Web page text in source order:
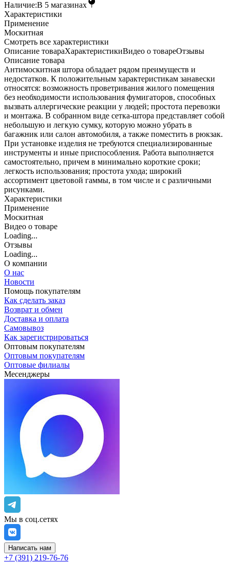
Наличие:В 5 магазинах
Характеристики
Применение
Москитная
Cмотреть все характеристики
Описание товараХарактеристикиВидео о товареОтзывы
Описание товара
Антимоскитная штора обладает рядом преимуществ и
недостатков. К положительным характеристикам занавески
относятся: возможность проветривания жилого помещения
без необходимости использования фумигаторов, способных
вызвать аллергические реакции у людей; простота перевозки
и монтажа. В собранном виде сетка-штора представляет собой
небольшую и легкую сумку, которую можно убрать в
багажник или салон автомобиля, а также поместить в рюкзак.
При установке изделия не требуются специализированные
инструменты и иные приспособления. Работа выполняется
самостоятельно, причем в минимально короткие сроки;
легкость использования; простота ухода; широкий
ассортимент цветовой гаммы, в том числе и с различными
рисунками.
Характеристики
Применение
Москитная
Видео о товаре
Loading...
Отзывы
Loading...
О компании
О нас
Новости
Помощь покупателям
Как сделать заказ
Возврат и обмен
Доставка и оплата
Самовывоз
Как зарегистрироваться
Оптовым покупателям
Оптовым покупателям
Оптовые филиалы
Месенджеры
Мы в соц.сетях
Написать нам
+7 (391) 219-76-76